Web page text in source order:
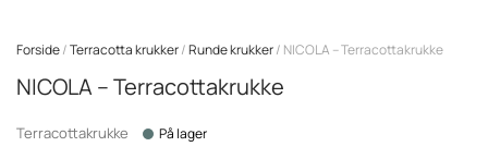
Forside/Terracotta krukker/Runde krukker/ NICOLA – Terracottakrukke
NICOLA – Terracottakrukke
Terracottakrukke På lager